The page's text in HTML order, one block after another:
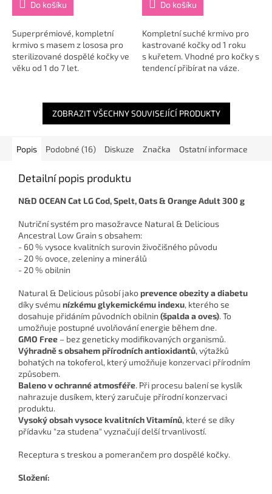
Do košíku
Superprémiové, kompletní
krmivo s masem z lososa pro
sterilizované dospělé kočky ve
věku od 1 do 7 let.
Do košíku
Kompletní suché krmivo pro
kastrované kočky od 1 roku
s kuřetem. Vhodné pro kočky s
tendencí přibírat na váze.
ZOBRAZIT VŠECHNY SOUVISEJÍCÍ PRODUKTY
Popis Podobné (16) Diskuze Značka Ostatní informace
Detailní popis produktu
N&D OCEAN Cat LG Cod, Spelt, Oats & Orange Adult 300 g
Nutriční systém pro masožravce Natural & Delicious
Ancestral Low Grain s obsahem:
- 60 % vysoce kvalitních surovin živočišného původu
- 20 % ovoce, zeleniny a minerálů
- 20 % obilnin
Natural & Delicious působí jakoprevence obezity a diabetu
díky svému nízkému glykemickému indexu, kterého se
dosahuje přidáním původních obilnin (špalda a oves). To
umožňuje postupné uvolňování energie během dne.
GMO Free – bez geneticky modifikovaných organismů.
Výhradně s obsahem přírodních antioxidantů, výtažků
bohatých na tokoferol, který umožňuje konzervaci přírodním
způsobem.
Baleno v ochranné atmosféře. Při procesu balení se kyslík
nahrazuje dusíkem, který zaručuje přírodní konzervaci
produktu.
Vysoký obsah vysoce kvalitních Vitamínů, které se díky
přídavku "za studena" vyznačují delší trvanlivostí.
Receptura s treskou a pomerančem pro dospělé kočky.
Složení: